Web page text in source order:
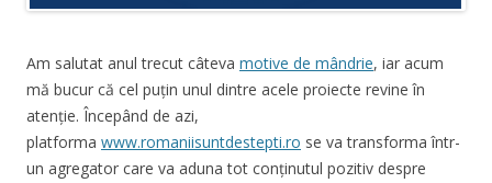
Am salutat anul trecut câteva motive de mândrie, iar acum
mă bucur că cel puțin unul dintre acele proiecte revine în
atenție. Începând de azi,
platforma www.romaniisuntdestepti.ro se va transforma într-
un agregator care va aduna tot conținutul pozitiv despre